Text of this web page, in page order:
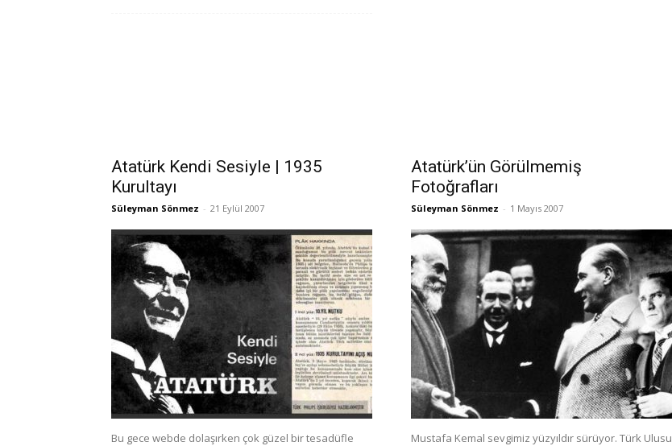
Atatürk Kendi Sesiyle | 1935
Kurultayı
Süleyman Sönmez - 21 Eylül 2007
Bu gece webde dolaşırken çok güzel bir tesadüfle
Atatürk’ün Görülmemiş
Fotoğrafları
Süleyman Sönmez - 1 Mayıs 2007
Mustafa Kemal sevgimiz yüzyıldır sürüyor. Türk Ulusu